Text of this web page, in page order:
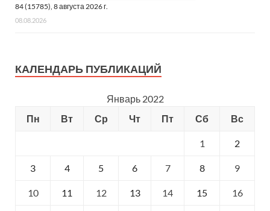
84 (15785), 8 августа 2026 г.
08.08.2026
КАЛЕНДАРЬ ПУБЛИКАЦИЙ
Январь 2022
Пн
Вт Ср Чт Пт Сб Вс
1 2
3 4 5 6 7 8 9
10 11 12 13 14 15 16